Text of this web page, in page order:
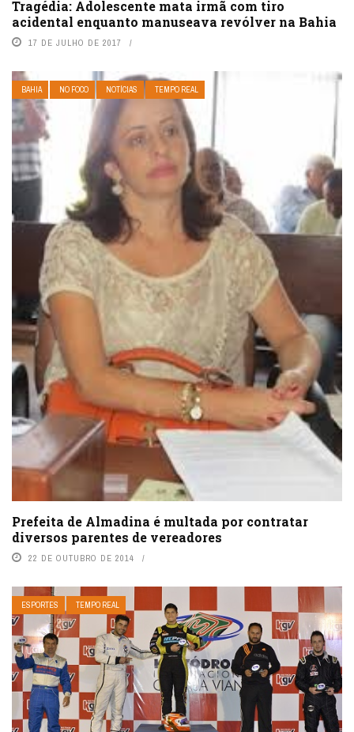
Tragédia: Adolescente mata irmã com tiro
acidental enquanto manuseava revólver na Bahia
17 DE JULHO DE 2017
BAHIA NO FOCO NOTÍCIAS TEMPO REAL
Prefeita de Almadina é multada por contratar
diversos parentes de vereadores
22 DE OUTUBRO DE 2014
ESPORTES TEMPO REAL